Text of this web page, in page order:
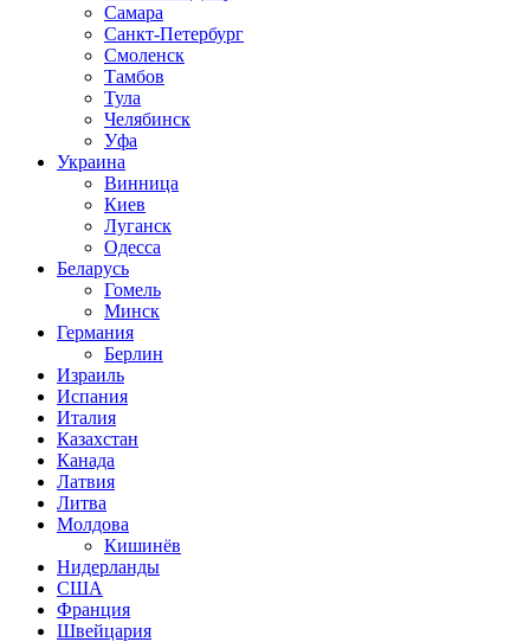
Самара
Санкт-Петербург
Смоленск
Тамбов
Тула
Челябинск
Уфа
Украина
Винница
Киев
Луганск
Одесса
Беларусь
Гомель
Минск
Германия
Берлин
Израиль
Испания
Италия
Казахстан
Канада
Латвия
Литва
Молдова
Кишинёв
Нидерланды
США
Франция
Швейцария